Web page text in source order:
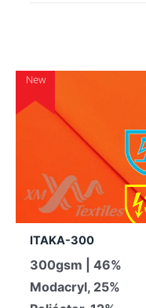
New
ITAKA-300
300gsm | 46%
Modacryl, 25%